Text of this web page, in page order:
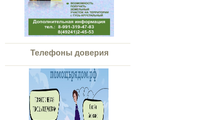
Телефоны доверия